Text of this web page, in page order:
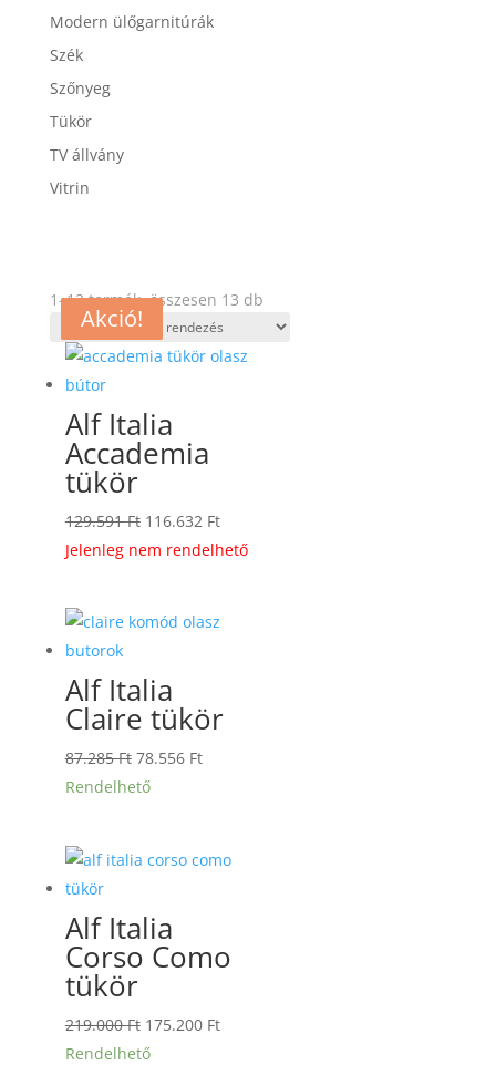
Modern ülőgarnitúrák
Szék
Szőnyeg
Tükör
TV állvány
Vitrin
1–12 termék, összesen 13 db
Akció!
Alf Italia
Accademia
tükör
129.591Ft Original
price
116.632 FtCurrent
price
Jelenleg nem rendelhető
Akció!
Alf Italia
Claire tükör
87.285Ft Original
price
78.556 FtCurrent
Rendelhető
Akció!
Alf Italia
Corso Como
tükör
219.000Ft Original
price
175.200 FtCurrent
Rendelhető
Akció!
Akció!